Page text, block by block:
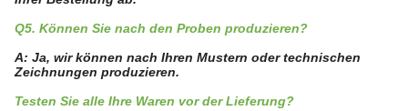
Q5. Können Sie nach den Proben produzieren?
A: Ja, wir können nach Ihren Mustern oder technischen
Zeichnungen produzieren.
Testen Sie alle Ihre Waren vor der Lieferung?